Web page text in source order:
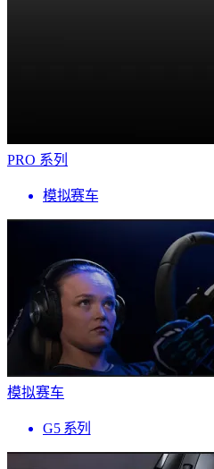
PRO 系列
模拟赛车
模拟赛车
G5 系列